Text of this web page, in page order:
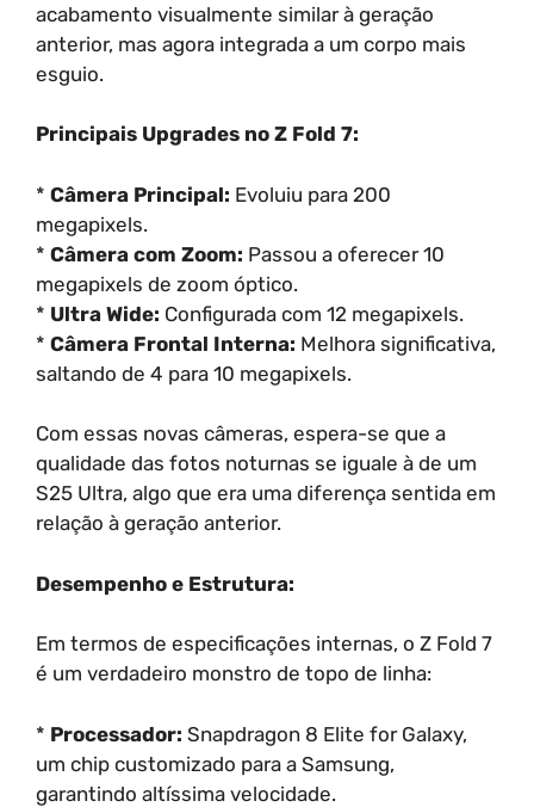
acabamento visualmente similar à geração
anterior, mas agora integrada a um corpo mais
esguio.
Principais Upgrades no Z Fold 7:
* Câmera Principal: Evoluiu para 200
megapixels.
* Câmera com Zoom: Passou a oferecer 10
megapixels de zoom óptico.
* Ultra Wide: Configurada com 12 megapixels.
* Câmera Frontal Interna: Melhora significativa,
saltando de 4 para 10 megapixels.
Com essas novas câmeras, espera-se que a
qualidade das fotos noturnas se iguale à de um
S25 Ultra, algo que era uma diferença sentida em
relação à geração anterior.
Desempenho e Estrutura:
Em termos de especificações internas, o Z Fold 7
é um verdadeiro monstro de topo de linha:
* Processador: Snapdragon 8 Elite for Galaxy,
um chip customizado para a Samsung,
garantindo altíssima velocidade.